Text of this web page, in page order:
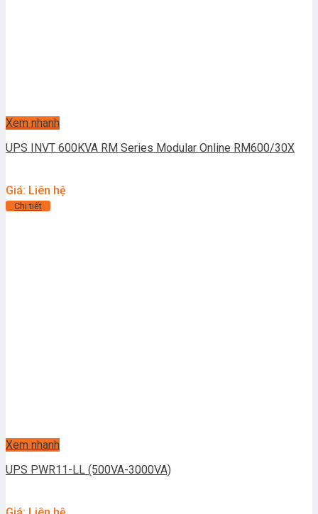
Xem nhanh
UPS INVT 600KVA RM Series Modular Online RM600/30X
Giá: Liên hệ
Chi tiết
Xem nhanh
UPS PWR11-LL (500VA-3000VA)